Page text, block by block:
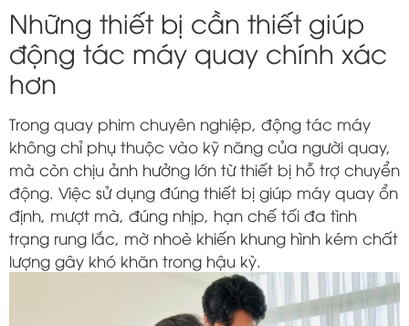
Những thiết bị cần thiết giúp
động tác máy quay chính xác
hơn
Trong quay phim chuyên nghiệp, động tác máy
không chỉ phụ thuộc vào kỹ năng của người quay,
mà còn chịu ảnh hưởng lớn từ thiết bị hỗ trợ chuyển
động. Việc sử dụng đúng thiết bị giúp máy quay ổn
định, mượt mà, đúng nhịp, hạn chế tối đa tình
trạng rung lắc, mờ nhoè khiến khung hình kém chất
lượng gây khó khăn trong hậu kỳ.